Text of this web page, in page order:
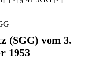
(SGG) vom 3.
1953